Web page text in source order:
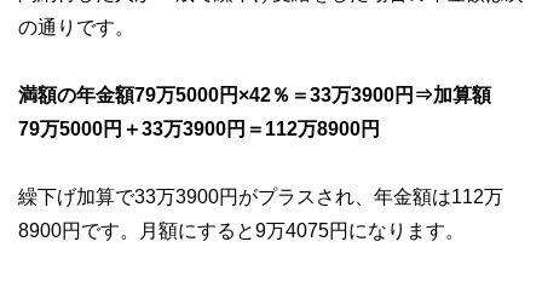
の通りです。
満額の年金額79万5000円×42％＝33万3900円⇒加算額
79万5000円＋33万3900円＝112万8900円
繰下げ加算で33万3900円がプラスされ、年金額は112万
8900円です。月額にすると9万4075円になります。